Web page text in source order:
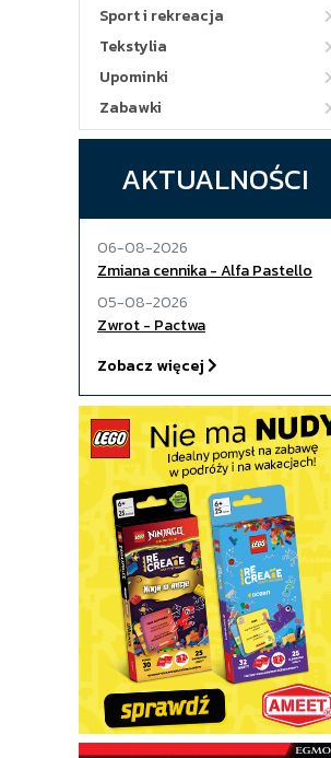
Sport i rekreacja
Tekstylia
Upominki
Zabawki
AKTUALNOŚCI
06-08-2026
Zmiana cennika - Alfa Pastello
05-08-2026
Zwrot - Pactwa
Zobacz więcej